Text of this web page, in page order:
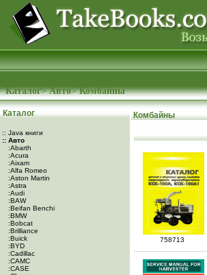
Каталог>Авто>Комбайны
Каталог
:: Java книги
:: Авто
:Abarth
:Acura
:Aixam
:Alfa Romeo
:Aston Martin
:Astra
:Audi
:BAW
:Beifan Benchi
:BMW
:Bobcat
:Brilliance
:Buick
:BYD
:Cadillac
:CAMC
:CASE
Комбайны
758713